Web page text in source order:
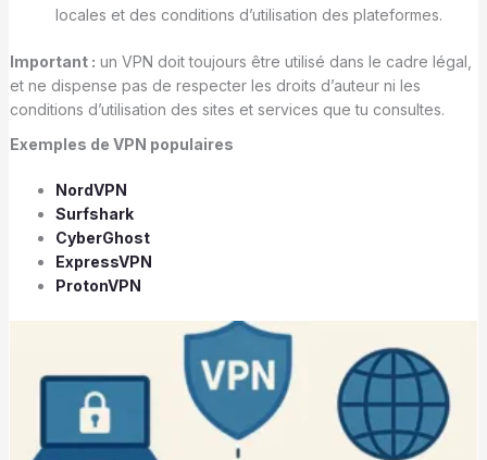
locales et des conditions d’utilisation des plateformes.
Important : un VPN doit toujours être utilisé dans le cadre légal,
et ne dispense pas de respecter les droits d’auteur ni les
conditions d’utilisation des sites et services que tu consultes.
Exemples de VPN populaires
NordVPN
Surfshark
CyberGhost
ExpressVPN
ProtonVPN